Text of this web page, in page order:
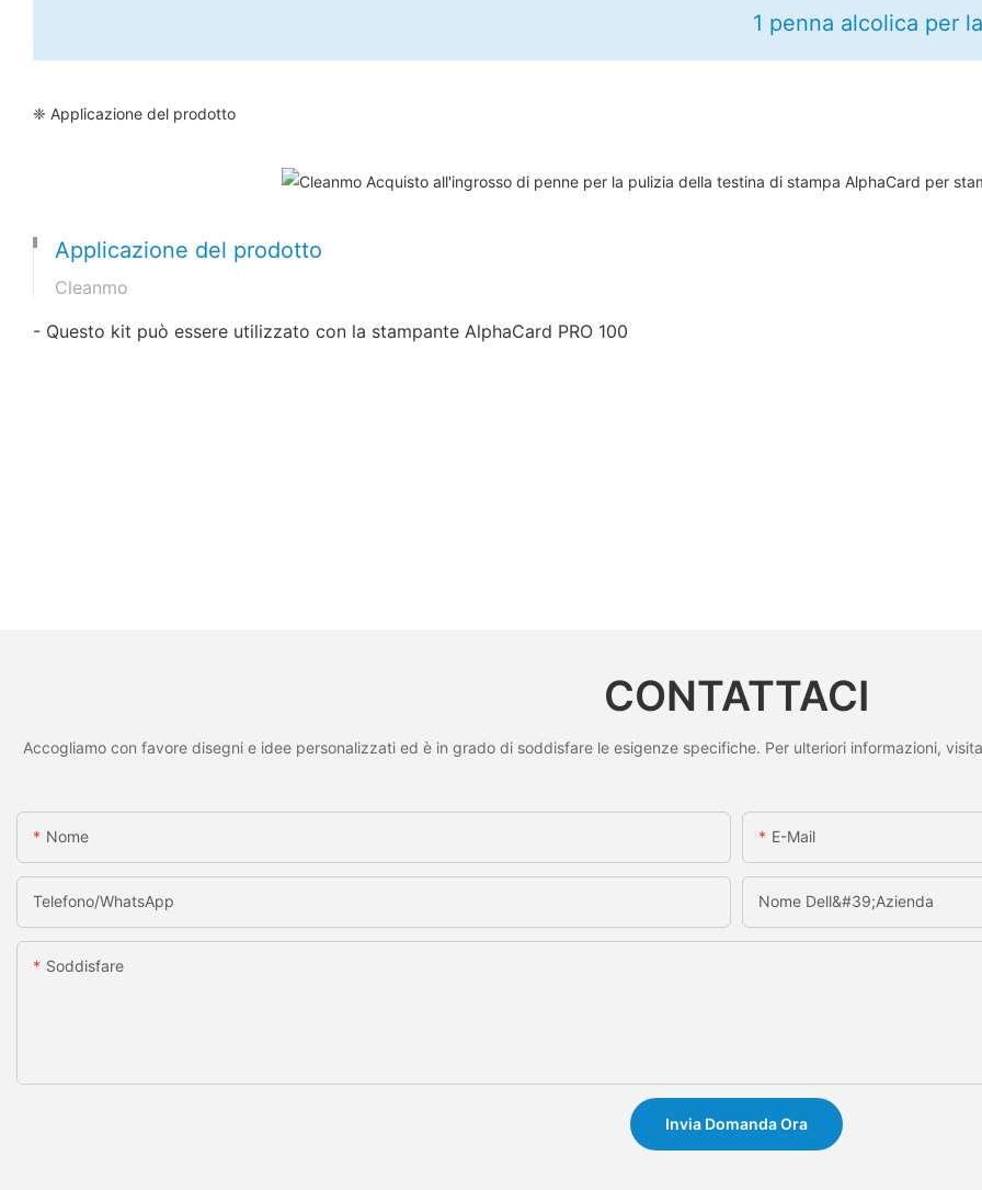
1 penna alcolica per
❈ Applicazione del prodotto
Applicazione del prodotto
Cleanmo
- Questo kit può essere utilizzato con la stampante AlphaCard PRO 100
CONTATTACI
Accogliamo con favore disegni e idee personalizzati ed è in grado di soddisfare le esigenze specifiche. Per ulteriori informazioni,
Nome E-Mail
Telefono/WhatsApp Nome Dell&#39;azienda
Soddisfare
Invia Domanda Ora